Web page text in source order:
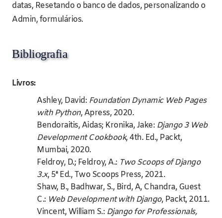
datas, Resetando o banco de dados, personalizando o
Admin, formulários.
Bibliografia
Livros:
Ashley, David: Foundation Dynamic Web Pages
with Python, Apress, 2020.
Bendoraitis, Aidas; Kronika, Jake: Django 3 Web
Development Cookbook, 4th. Ed., Packt,
Mumbai, 2020.
Feldroy, D.; Feldroy, A.: Two Scoops of Django
3.x, 5ª Ed., Two Scoops Press, 2021.
Shaw, B., Badhwar, S., Bird, A, Chandra, Guest
C.: Web Development with Django, Packt, 2011.
Vincent, William S.: Django for Professionals,